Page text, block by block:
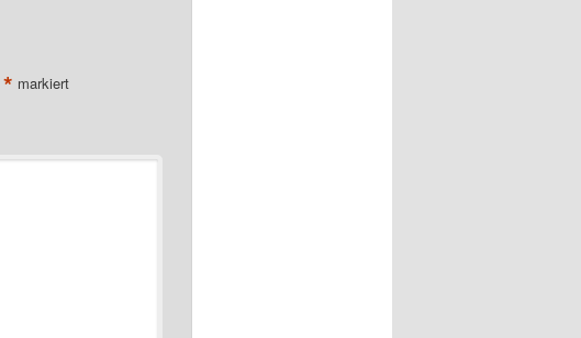
* markiert